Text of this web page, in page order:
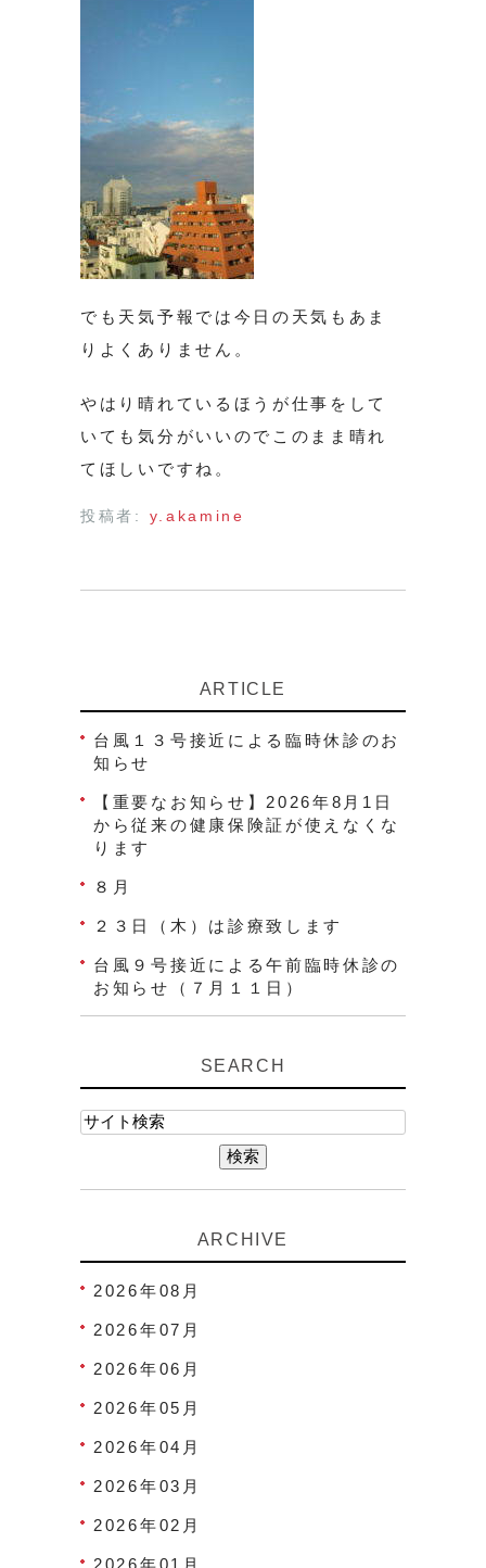
でも天気予報では今日の天気もあま
りよくありません。
やはり晴れているほうが仕事をして
いても気分がいいのでこのまま晴れ
てほしいですね。
投稿者: y.akamine
ARTICLE
台風１３号接近による臨時休診のお
知らせ
【重要なお知らせ】2026年8月1日
から従来の健康保険証が使えなくな
ります
８月
２３日（木）は診療致します
台風９号接近による午前臨時休診の
お知らせ（７月１１日）
SEARCH
ARCHIVE
2026年08月
2026年07月
2026年06月
2026年05月
2026年04月
2026年03月
2026年02月